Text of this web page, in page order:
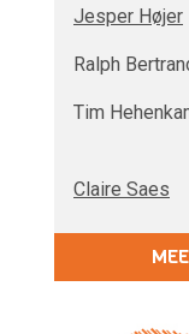
Jesper Højer
Ralph
Tim
Claire Saes